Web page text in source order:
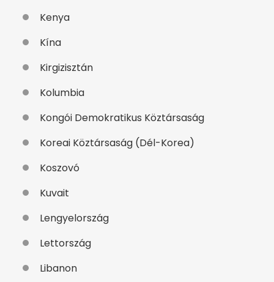
Kenya
Kína
Kirgizisztán
Kolumbia
Kongói Demokratikus Köztársaság
Koreai Köztársaság (Dél-Korea)
Koszovó
Kuvait
Lengyelország
Lettország
Libanon